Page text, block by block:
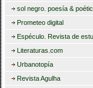
sol negro. poesía &
Prometeo digital
Espéculo. Revista de
Literaturas.com
Urbanotopía
Revista Agulha